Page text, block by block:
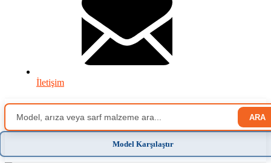
İletişim
ARA
Model Karşılaştır